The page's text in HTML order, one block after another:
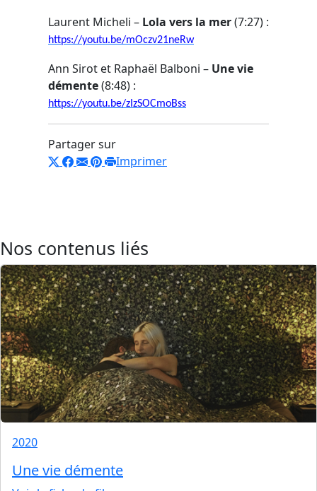
Laurent Micheli – Lola vers la mer(7:27) :
https://youtu.be/mOczv21neRw
Ann Sirot et Raphaël Balboni – Une vie
démente(8:48) :
https://youtu.be/zIzSOCmoBss
Partager sur
Imprimer
Nos contenus liés
2020
Une vie démente